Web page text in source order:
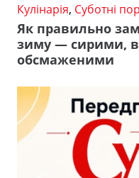
Кулінарія, Суботні
Як правильно
зиму — сирими,
обсмаженими